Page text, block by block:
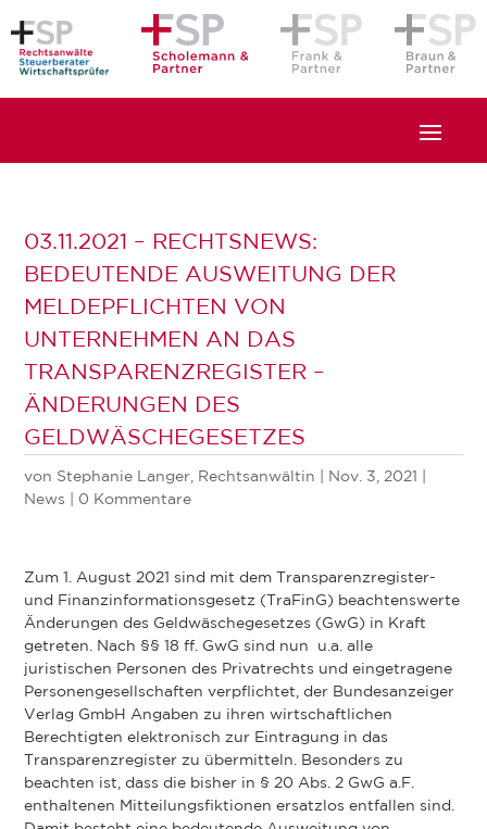
03.11.2021 – RECHTSNEWS:
BEDEUTENDE AUSWEITUNG DER
MELDEPFLICHTEN VON
UNTERNEHMEN AN DAS
TRANSPARENZREGISTER –
ÄNDERUNGEN DES
GELDWÄSCHEGESETZES
von Stephanie Langer, Rechtsanwältin Nov. 3, 2021
News
0 Kommentare
Zum 1. August 2021 sind mit dem Transparenzregister-
und Finanzinformationsgesetz (TraFinG) beachtenswerte
Änderungen des Geldwäschegesetzes (GwG) in Kraft
getreten. Nach §§ 18 ff. GwG sind nun u.a. alle
juristischen Personen des Privatrechts und eingetragene
Personengesellschaften verpflichtet, der Bundesanzeiger
Verlag GmbH Angaben zu ihren wirtschaftlichen
Berechtigten elektronisch zur Eintragung in das
Transparenzregister zu übermitteln. Besonders zu
beachten ist, dass die bisher in § 20 Abs. 2 GwG a.F.
enthaltenen Mitteilungsfiktionen ersatzlos entfallen sind.